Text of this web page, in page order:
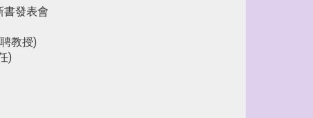
書發表會
教授)
)